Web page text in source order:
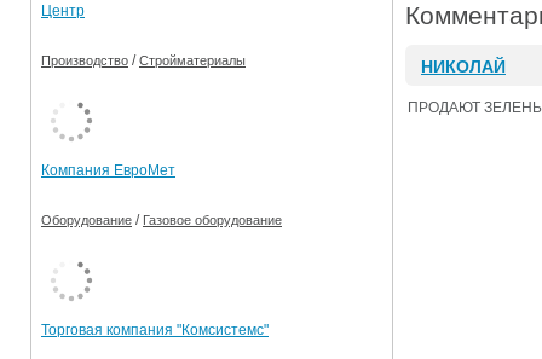
НИКОЛАЙ
ПРОДАЮТ
Центр
Производство /Стройматериалы
Компания ЕвроМет
Оборудование / Газовое оборудование
Торговая компания "Комсистемс"